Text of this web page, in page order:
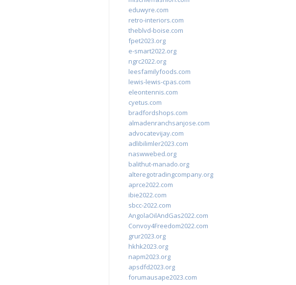
eduwyre.com
retro-interiors.com
theblvd-boise.com
fpet2023.org
e-smart2022.org
ngrc2022.org
leesfamilyfoods.com
lewis-lewis-cpas.com
eleontennis.com
cyetus.com
bradfordshops.com
almadenranchsanjose.com
advocatevijay.com
adlibilimler2023.com
naswwebed.org
balithut-manado.org
alteregotradingcompany.org
aprce2022.com
ibie2022.com
sbcc-2022.com
AngolaOilAndGas2022.com
Convoy4Freedom2022.com
grur2023.org
hkhk2023.org
napm2023.org
apsdfd2023.org
forumausape2023.com